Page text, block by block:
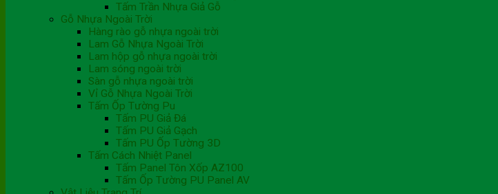
Tấm Trần Nhựa Giả Gỗ
Gỗ Nhựa Ngoài Trời
Hàng rào gỗ nhựa ngoài trời
Lam Gỗ Nhựa Ngoài Trời
Lam hộp gỗ nhựa ngoài trời
Lam sóng ngoài trời
Sàn gỗ nhựa ngoài trời
Vỉ Gỗ Nhựa Ngoài Trời
Tấm Ốp Tường Pu
Tấm PU Giả Đá
Tấm PU Giả Gạch
Tấm PU Ốp Tường 3D
Tấm Cách Nhiệt Panel
Tấm Panel Tôn Xốp AZ100
Tấm Ốp Tường PU Panel AV